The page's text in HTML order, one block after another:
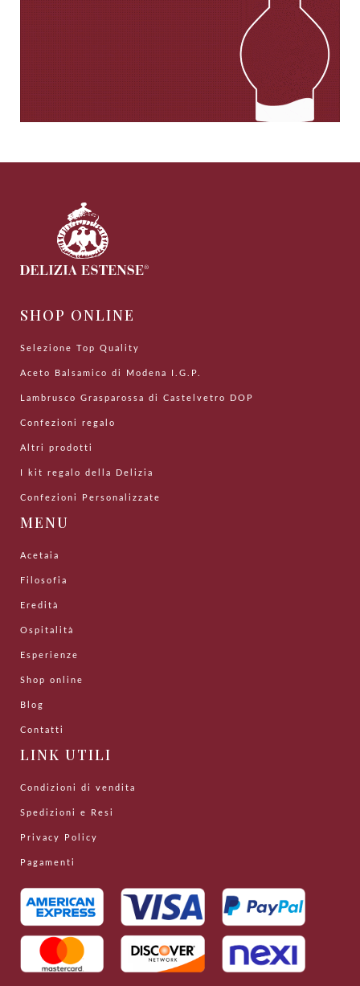
SHOP ONLINE
Selezione Top Quality
Aceto Balsamico di Modena I.G.P.
Lambrusco Grasparossa di Castelvetro DOP
Confezioni regalo
Altri prodotti
I kit regalo della Delizia
Confezioni Personalizzate
MENU
Acetaia
Filosofia
Eredità
Ospitalità
Esperienze
Shop online
Blog
Contatti
LINK UTILI
Condizioni di vendita
Spedizioni e Resi
Privacy Policy
Pagamenti